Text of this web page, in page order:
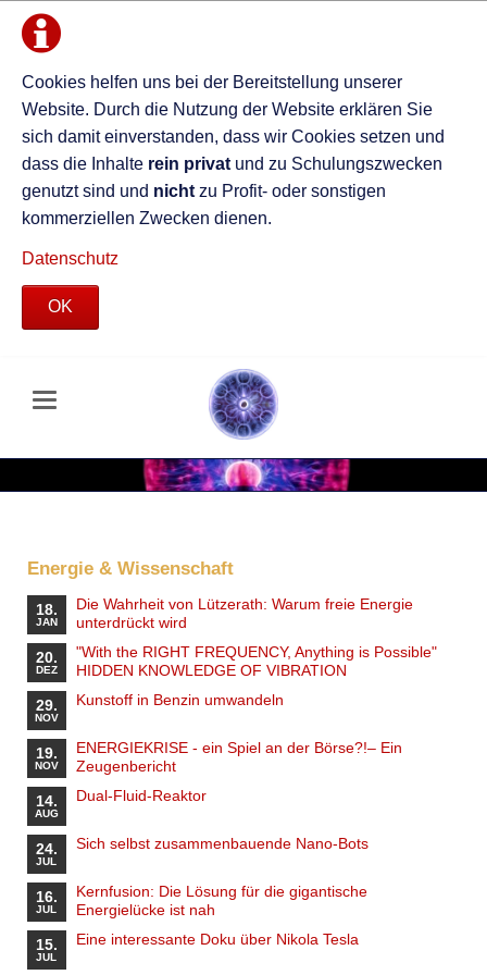
Cookies helfen uns bei der Bereitstellung unserer
Website. Durch die Nutzung der Website erklären Sie
sich damit einverstanden, dass wir Cookies setzen und
dass die Inhalte rein privat und zu Schulungszwecken
genutzt sind und nicht zu Profit- oder sonstigen
kommerziellen Zwecken dienen.
Datenschutz
OK
Energie & Wissenschaft
18.
JAN
Die Wahrheit von Lützerath: Warum freie Energie
unterdrückt wird
20.
DEZ
"With the RIGHT FREQUENCY, Anything is Possible"
HIDDEN KNOWLEDGE OF VIBRATION
29.
NOV
Kunstoff in Benzin umwandeln
19.
NOV
ENERGIEKRISE - ein Spiel an der Börse?!– Ein
Zeugenbericht
14.
AUG
Dual-Fluid-Reaktor
24.
JUL
Sich selbst zusammenbauende Nano-Bots
16.
JUL
Kernfusion: Die Lösung für die gigantische
Energielücke ist nah
15.
JUL
Eine interessante Doku über Nikola Tesla